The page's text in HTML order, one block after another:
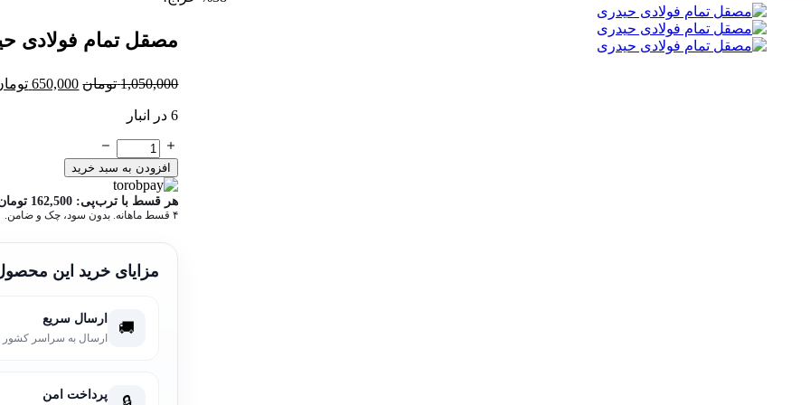
مصقل تمام فولادی
1,050,000 تومان قیمت
650,000
6 در انبار
مصقل
تمام
فولادی
حیدری
عدد
افزودن به سبد خرید
هر قسط با ترب‌پی: 162,500
۴ قسط ماهانه. بدون سود، چک و ضامن.
مزایای خرید این
🚚 ارسال سریع
ارسال به سراسر کشور
پرداخت امن